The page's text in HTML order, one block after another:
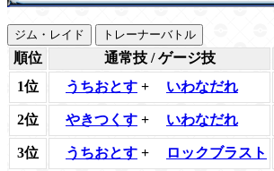
ジム・レイド トレーナーバトル
順位 通常技 / ゲージ技
1位
うちおとす + いわなだれ
2位 やきつくす + いわなだれ
3位 うちおとす + ロックブラスト